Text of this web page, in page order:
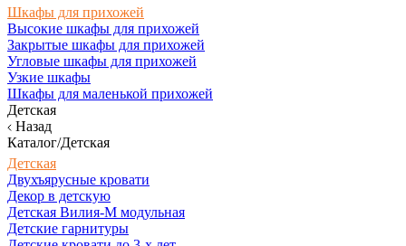
Шкафы для прихожей
Высокие шкафы для прихожей
Закрытые шкафы для прихожей
Угловые шкафы для прихожей
Узкие шкафы
Шкафы для маленькой прихожей
Детская
Назад
Каталог/Детская
Детская
Двухъярусные кровати
Декор в детскую
Детская Вилия-М модульная
Детские гарнитуры